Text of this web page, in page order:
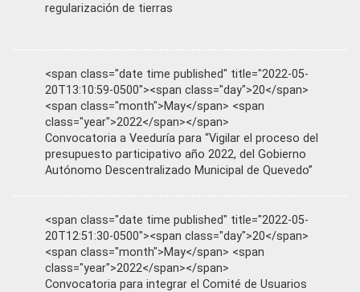
regularización de tierras
<span class="date time published" title="2022-05-
20T13:10:59-0500"><span class="day">20</span>
<span class="month">May</span> <span
class="year">2022</span></span>
Convocatoria a Veeduría para “Vigilar el proceso del
presupuesto participativo año 2022, del Gobierno
Autónomo Descentralizado Municipal de Quevedo”
<span class="date time published" title="2022-05-
20T12:51:30-0500"><span class="day">20</span>
<span class="month">May</span> <span
class="year">2022</span></span>
Convocatoria para integrar el Comité de Usuarios